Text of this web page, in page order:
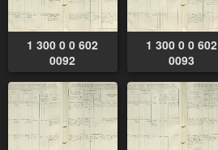
1 300 0 0 602
0092
1 300 0 0 602
0093